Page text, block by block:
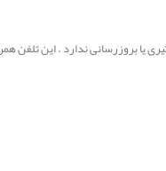
یا بروزرسانی ندارد . این